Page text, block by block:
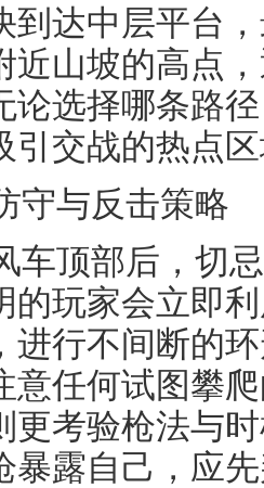
到达中层平台
近山坡的高点
论选择哪条路
引交战的热点
守与反击策略
车顶部后，切
的玩家会立即
进行不间断的
意任何试图攀
更考验枪法与
暴露自己，应